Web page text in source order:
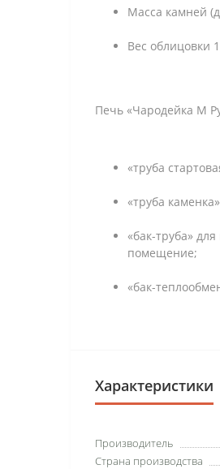
Масса камней
Вес облицовки
Печь «Чародейка М
«труба
«труба
«бак-труба»
помещение;
«бак-
Характеристики
Производитель
Страна производства